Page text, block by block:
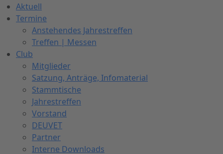
Aktuell
Termine
Anstehendes Jahrestreffen
Treffen | Messen
Club
Mitglieder
Satzung, Anträge, Infomaterial
Stammtische
Jahrestreffen
Vorstand
DEUVET
Partner
Interne Downloads